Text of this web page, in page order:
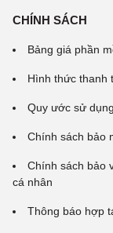
CHÍNH SÁCH
Bảng giá phần
Hình thức thanh
Quy ước sử dụng
Chính sách bảo
Chính sách bảo
cá nhân
Thông báo hợp